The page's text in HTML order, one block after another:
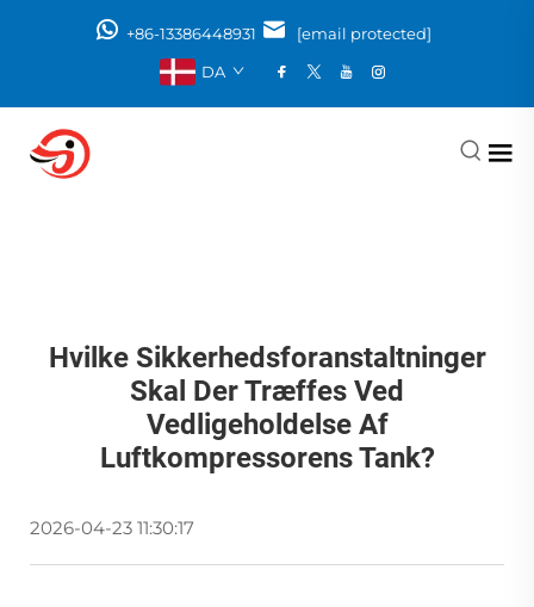
+86-13386448931
[email protected]
DA
Hvilke Sikkerhedsforanstaltninger
Skal Der Træffes Ved
Vedligeholdelse Af
Luftkompressorens Tank?
2026-04-23 11:30:17